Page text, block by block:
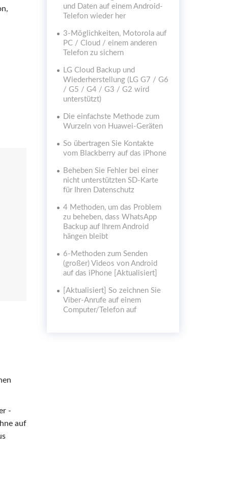
-
auf
und Daten auf einem Android-
Telefon wieder her
3-Möglichkeiten, Motorola auf
PC / Cloud / einem anderen
Telefon zu sichern
LG Cloud Backup und
Wiederherstellung (LG G7 / G6
/ G5 / G4 / G3 / G2 wird
unterstützt)
Die einfachste Methode zum
Wurzeln von Huawei-Geräten
So übertragen Sie Kontakte
vom Blackberry auf das iPhone
Beheben Sie Fehler bei einer
nicht unterstützten SD-Karte
für Ihren Datenschutz
4 Methoden, um das Problem
zu beheben, dass WhatsApp
Backup auf Ihrem Android
hängen bleibt
6-Methoden zum Senden
(großer) Videos von Android
auf das iPhone [Aktualisiert]
[Aktualisiert] So zeichnen Sie
Viber-Anrufe auf einem
Computer/Telefon auf